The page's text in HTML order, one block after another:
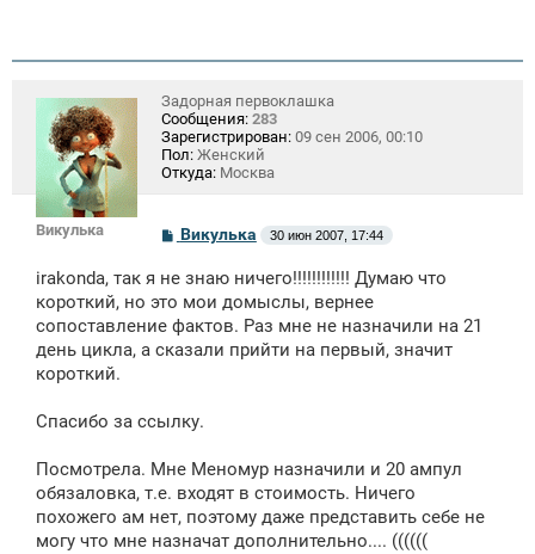
Викулька
Задорная первоклашка
Сообщения: 283
Зарегистрирован: 09 сен 2006, 00:10
Пол: Женский
Откуда: Москва
С
б
щ
е
н
и
Викулька 30 июн 2007, 17:44
irakonda, так я не знаю ничего!!!!!!!!!!!! Думаю что
короткий, но это мои домыслы, вернее
сопоставление фактов. Раз мне не назначили на 21
день цикла, а сказали прийти на первый, значит
короткий.
Спасибо за ссылку.
Посмотрела. Мне Меномур назначили и 20 ампул
обязаловка, т.е. входят в стоимость. Ничего
похожего ам нет, поэтому даже представить себе не
могу что мне назначат дополнительно.... ((((((